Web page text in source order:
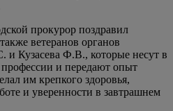
прокурор поздравил
ветеранов органов
Кузасева Ф.В., которые несут в
и передают опыт
им крепкого здоровья,
и уверенности в завтрашнем